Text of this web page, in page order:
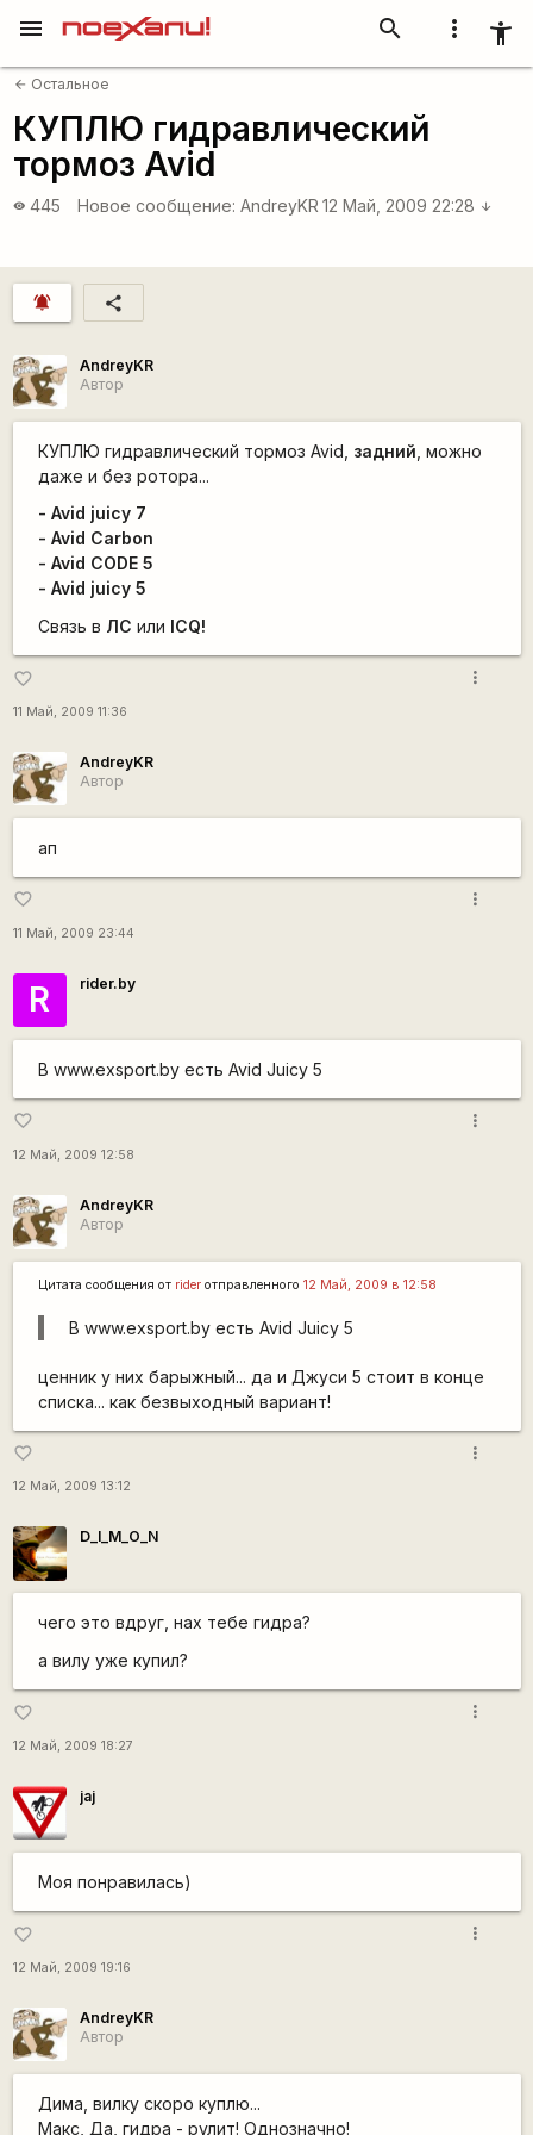
more_vert accessibility_new
search
menu
arrow_back Остальное
КУПЛЮ гидравлический
тормоз Avid
visibility 445 Новое сообщение: AndreyKR 12 Май, 2009 22:28 arrow_downward
notifications_active share
AndreyKR
Автор
КУПЛЮ гидравлический тормоз Avid, задний , можно
даже и без ротора...
- Avid juicy 7
- Avid Carbon
- Avid CODE 5
- Avid juicy 5
Связь в ЛС или ICQ!
favorite_border
11 Май, 2009 11:36
more_vert
AndreyKR
Автор
ап
favorite_border
11 Май, 2009 23:44
more_vert
R rider.by
В www.exsport.by есть Avid Juicy 5
favorite_border
12 Май, 2009 12:58
more_vert
AndreyKR
Автор
Цитата сообщения от riderотправленного 12 Май, 2009 в 12:58
В www.exsport.by есть Avid Juicy 5
ценник у них барыжный... да и Джуси 5 стоит в конце
списка... как безвыходный вариант!
favorite_border
12 Май, 2009 13:12
more_vert
D_I_M_O_N
чего это вдруг, нах тебе гидра?
а вилу уже купил?
favorite_border
12 Май, 2009 18:27
more_vert
jaj
Моя понравилась)
favorite_border
12 Май, 2009 19:16
more_vert
AndreyKR
Автор
Дима, вилку скоро куплю...
Макс, Да, гидра - рулит! Однозначно!